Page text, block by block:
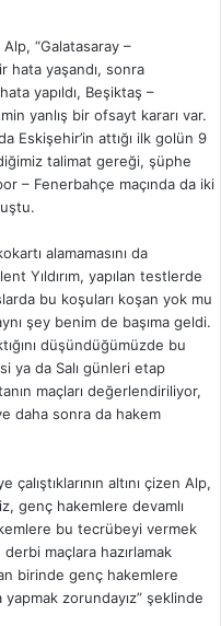
Alp, “Galatasaray –
hata yaşandı, sonra
yapıldı, Beşiktaş –
yanlış bir ofsayt kararı var.
Eskişehir’in attığı ilk golün 9
talimat gereği, şüphe
– Fenerbahçe maçında da iki
alamamasını da
Yıldırım, yapılan testlerde
bu koşuları koşan yok mu
şey benim de başıma geldi.
düşündüğümüzde bu
ya da Salı günleri etap
maçları değerlendiriliyor,
daha sonra da hakem
altını çizen Alp,
genç hakemlere devamlı
bu tecrübeyi vermek
maçlara hazırlamak
birinde genç hakemlere
zorundayız” şeklinde